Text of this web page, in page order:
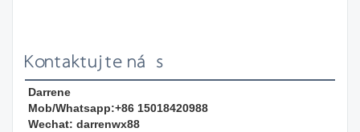
Kontaktujte nás
Darrene
Mob/Whatsapp:+86 15018420988
Wechat: darrenwx88